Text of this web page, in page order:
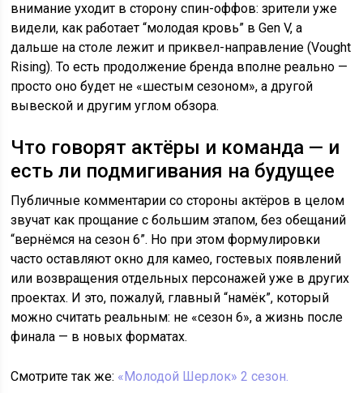
внимание уходит в сторону спин-оффов: зрители уже
видели, как работает “молодая кровь” в Gen V, а
дальше на столе лежит и приквел-направление (Vought
Rising). То есть продолжение бренда вполне реально —
просто оно будет не «шестым сезоном», а другой
вывеской и другим углом обзора.
Что говорят актёры и команда — и
есть ли подмигивания на будущее
Публичные комментарии со стороны актёров в целом
звучат как прощание с большим этапом, без обещаний
“вернёмся на сезон 6”. Но при этом формулировки
часто оставляют окно для камео, гостевых появлений
или возвращения отдельных персонажей уже в других
проектах. И это, пожалуй, главный “намёк”, который
можно считать реальным: не «сезон 6», а жизнь после
финала — в новых форматах.
Смотрите так же: «Молодой Шерлок» 2 сезон.